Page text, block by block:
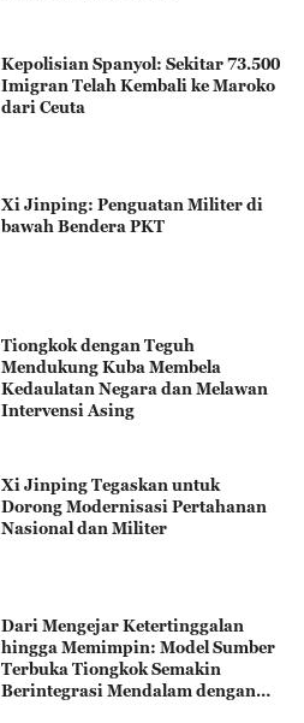
Kepolisian Spanyol: Sekitar 73.500
Imigran Telah Kembali ke Maroko
dari Ceuta
Xi Jinping: Penguatan Militer di
bawah Bendera PKT
Tiongkok dengan Teguh
Mendukung Kuba Membela
Kedaulatan Negara dan Melawan
Intervensi Asing
Xi Jinping Tegaskan untuk
Dorong Modernisasi Pertahanan
Nasional dan Militer
Dari Mengejar Ketertinggalan
hingga Memimpin: Model Sumber
Terbuka Tiongkok Semakin
Berintegrasi Mendalam dengan